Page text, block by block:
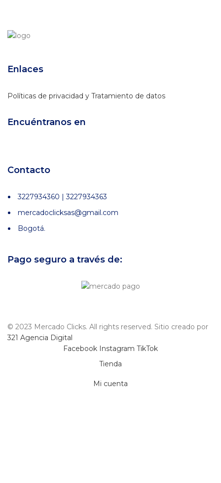
Enlaces
Políticas de privacidad y Tratamiento de datos
Encuéntranos en
Contacto
3227934360 | 3227934363
mercadoclicksas@gmail.com
Bogotá.
Pago seguro a través de:
© 2023 Mercado Clicks. All rights reserved. Sitio creado por
321 Agencia Digital
Facebook Instagram TikTok
Tienda
Mi cuenta